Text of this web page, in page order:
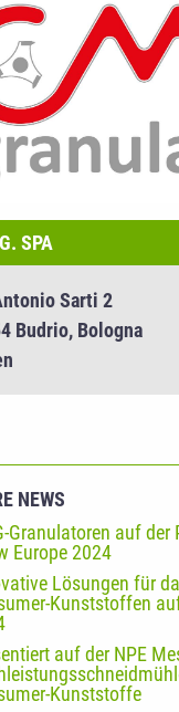
SPA
Sarti 2
Budrio, Bologna
NEWS
Granulatoren auf der
Europe 2024
Lösungen für
Kunststoffen
auf der NPE
Kunststoffe